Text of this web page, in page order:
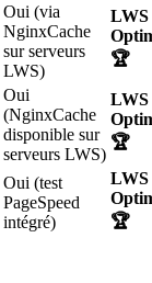
Oui (via
NginxCache
sur serveurs
LWS)
LWS
🏆
Oui
(NginxCache
disponible sur
serveurs LWS)
LWS
🏆
Oui (test
PageSpeed
intégré)
LWS
🏆